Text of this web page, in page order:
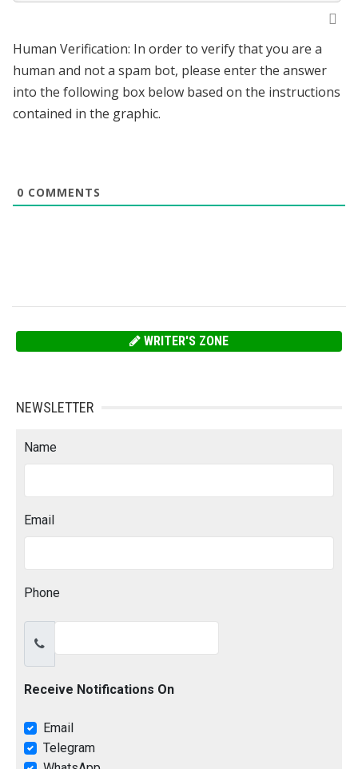
Human Verification: In order to verify that you are a
human and not a spam bot, please enter the answer
into the following box below based on the instructions
contained in the graphic.
0 COMMENTS
WRITER'S ZONE
NEWSLETTER
Name
Email
Phone
Receive Notifications On
Email
Telegram